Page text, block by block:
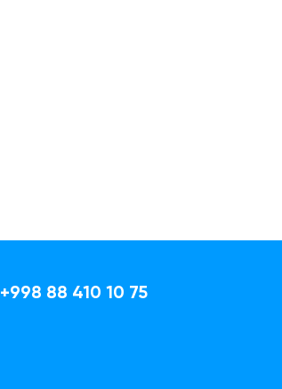
+998 88 410 10 75